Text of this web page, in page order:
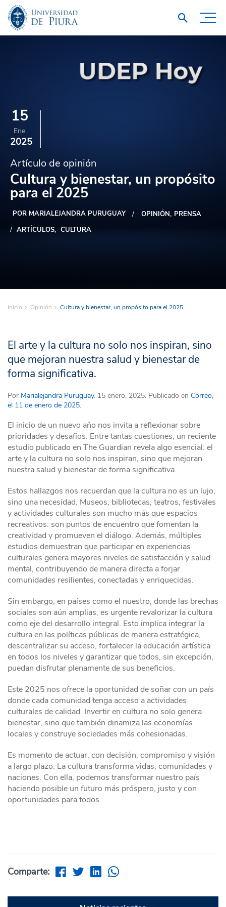
15
Ene
2025
Artículo de opinión
Cultura y bienestar, un propósito
para el 2025
POR MARIALEJANDRA PURUGUAY OPINIÓN PRENSA
ARTÍCULOS
CULTURA
Inicio Opinión Cultura y bienestar, un propósito para el 2025
El arte y la cultura no solo nos inspiran, sino
que mejoran nuestra salud y bienestar de
forma significativa.
Por Marialejandra Puruguay. 15 enero, 2025. Publicado en Correo,
el 11 de enero de 2025.
El inicio de un nuevo año nos invita a reflexionar sobre
prioridades y desafíos. Entre tantas cuestiones, un reciente
estudio publicado en The Guardian revela algo esencial: el
arte y la cultura no solo nos inspiran, sino que mejoran
nuestra salud y bienestar de forma significativa.
Estos hallazgos nos recuerdan que la cultura no es un lujo,
sino una necesidad. Museos, bibliotecas, teatros, festivales
y actividades culturales son mucho más que espacios
recreativos: son puntos de encuentro que fomentan la
creatividad y promueven el diálogo. Además, múltiples
estudios demuestran que participar en experiencias
culturales genera mayores niveles de satisfacción y salud
mental, contribuyendo de manera directa a forjar
comunidades resilientes, conectadas y enriquecidas.
Sin embargo, en países como el nuestro, donde las brechas
sociales son aún amplias, es urgente revalorizar la cultura
como eje del desarrollo integral. Esto implica integrar la
cultura en las políticas públicas de manera estratégica,
descentralizar su acceso, fortalecer la educación artística
en todos los niveles y garantizar que todos, sin excepción,
puedan disfrutar plenamente de sus beneficios.
Este 2025 nos ofrece la oportunidad de soñar con un país
donde cada comunidad tenga acceso a actividades
culturales de calidad. Invertir en cultura no solo genera
bienestar, sino que también dinamiza las economías
locales y construye sociedades más cohesionadas.
Es momento de actuar, con decisión, compromiso y visión
a largo plazo. La cultura transforma vidas, comunidades y
naciones. Con ella, podemos transformar nuestro país
haciendo posible un futuro más próspero, justo y con
oportunidades para todos.
Comparte: